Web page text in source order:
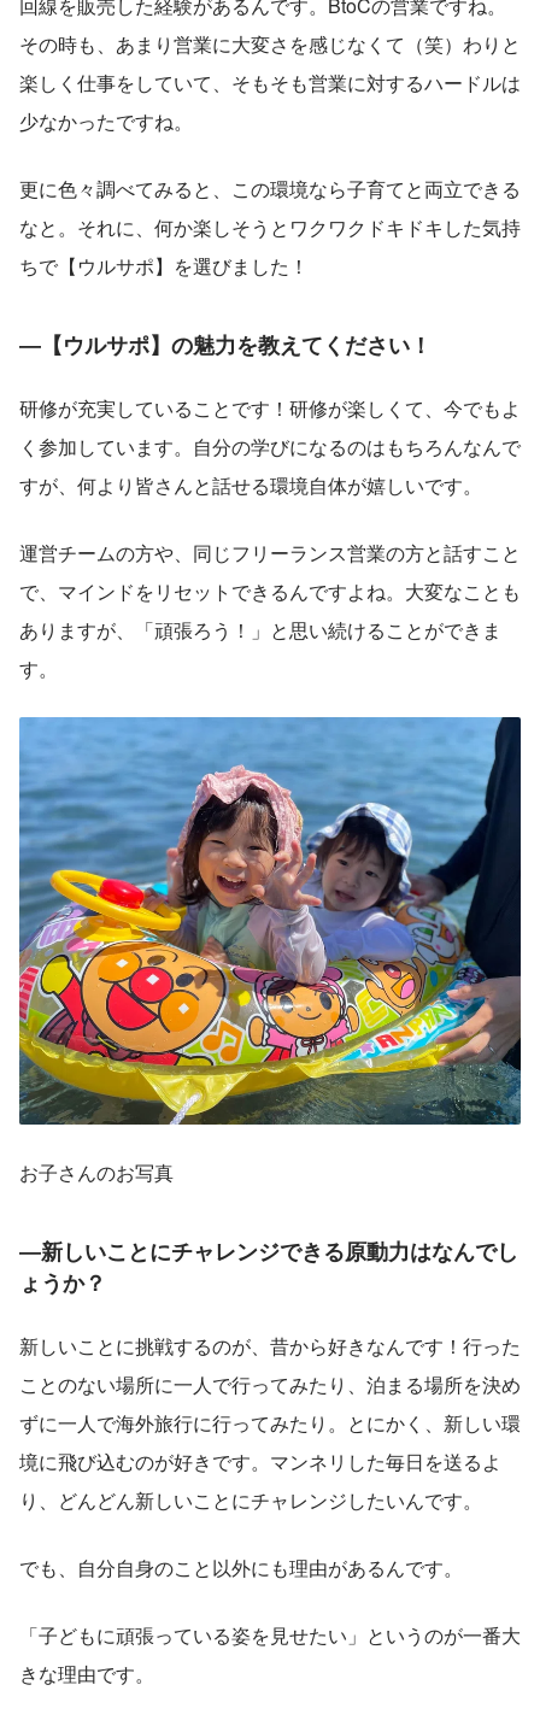
その時も、あまり営業に大変さを感じなくて（笑）わりと
楽しく仕事をしていて、そもそも営業に対するハードルは
少なかったですね。
更に色々調べてみると、この環境なら子育てと両立できる
なと。それに、何か楽しそうとワクワクドキドキした気持
ちで【ウルサポ】を選びました！
―【ウルサポ】の魅力を教えてください！
研修が充実していることです！研修が楽しくて、今でもよ
く参加しています。自分の学びになるのはもちろんなんで
すが、何より皆さんと話せる環境自体が嬉しいです。
運営チームの方や、同じフリーランス営業の方と話すこと
で、マインドをリセットできるんですよね。大変なことも
ありますが、「頑張ろう！」と思い続けることができま
す。
お子さんのお写真
―新しいことにチャレンジできる原動力はなんでし
ょうか？
新しいことに挑戦するのが、昔から好きなんです！行った
ことのない場所に一人で行ってみたり、泊まる場所を決め
ずに一人で海外旅行に行ってみたり。とにかく、新しい環
境に飛び込むのが好きです。マンネリした毎日を送るよ
り、どんどん新しいことにチャレンジしたいんです。
でも、自分自身のこと以外にも理由があるんです。
「子どもに頑張っている姿を見せたい」というのが一番大
きな理由です。